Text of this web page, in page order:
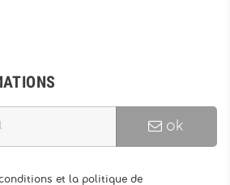
ok
et la politique de